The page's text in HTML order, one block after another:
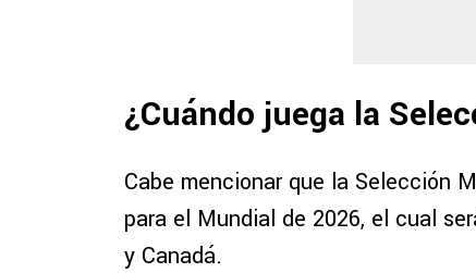
¿Cuándo juega la
Cabe mencionar que la Selección
para el Mundial de 2026, el cual
y Canadá.